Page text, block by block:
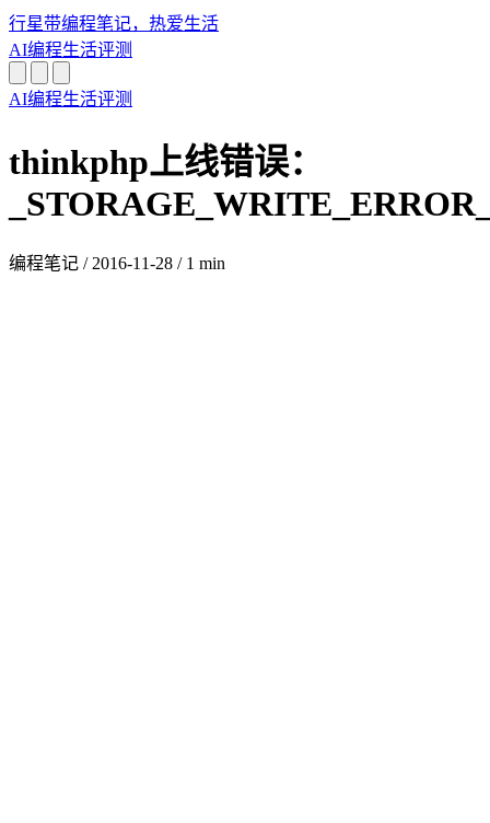
行星带编程笔记，热爱生活
AI编程生活评测
AI编程生活评测
thinkphp上线错误：
编程笔记 / 2016-11-28 / 1 min